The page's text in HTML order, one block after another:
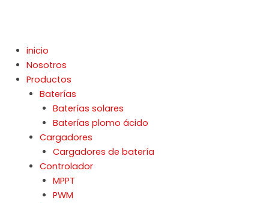
inicio
Nosotros
Productos
Baterías
Baterías solares
Baterías plomo ácido
Cargadores
Cargadores de batería
Controlador
MPPT
PWM